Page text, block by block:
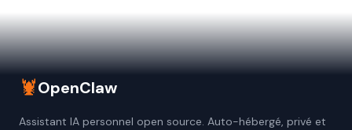
🦞OpenClaw
Assistant IA personnel open source. Auto-hébergé, privé et